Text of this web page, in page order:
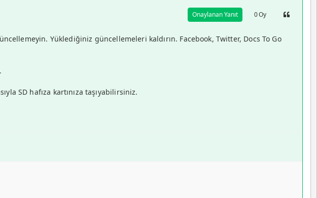
Onaylanan Yanıt 0Oy
Yüklediğiniz güncellemeleri kaldırın. Facebook, Twitter, Docs To Go
SD hafıza kartınıza taşıyabilirsiniz.